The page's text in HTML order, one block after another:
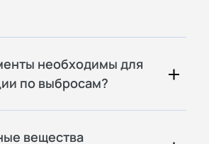
необходимы для
по выбросам?
вещества